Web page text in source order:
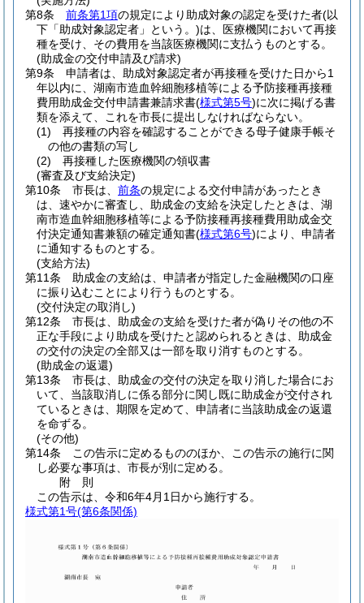
第8条
前条第1項の規定により助成対象の認定を受けた者(以
下「助成対象認定者」という。)は、医療機関において再接
種を受け、その費用を当該医療機関に支払うものとする。
(助成金の交付申請及び請求)
第9条
申請者は、助成対象認定者が再接種を受けた日から1
年以内に、湖南市造血幹細胞移植等による予防接種再接種
費用助成金交付申請書兼請求書(様式第5号)に次に掲げる書
類を添えて、これを市長に提出しなければならない。
(1)
再接種の内容を確認することができる母子健康手帳そ
の他の書類の写し
(2)
再接種した医療機関の領収書
(審査及び支給決定)
第10条
市長は、 前条の規定による交付申請があったとき
は、速やかに審査し、助成金の支給を決定したときは、湖
南市造血幹細胞移植等による予防接種再接種費用助成金交
付決定通知書兼額の確定通知書(様式第6号)により、申請者
に通知するものとする。
(支給方法)
第11条
助成金の支給は、申請者が指定した金融機関の口座
に振り込むことにより行うものとする。
(交付決定の取消し)
第12条
市長は、助成金の支給を受けた者が偽りその他の不
正な手段により助成を受けたと認められるときは、助成金
の交付の決定の全部又は一部を取り消すものとする。
(助成金の返還)
第13条
市長は、助成金の交付の決定を取り消した場合にお
いて、当該取消しに係る部分に関し既に助成金が交付され
ているときは、期限を定めて、申請者に当該助成金の返還
を命ずる。
(その他)
第14条
この告示に定めるもののほか、この告示の施行に関
し必要な事項は、市長が別に定める。
附 則
この告示は、令和6年4月1日から施行する。
様式第1号(第6条関係)